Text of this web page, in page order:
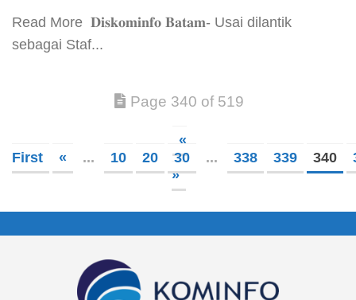
​Read More ​ 𝐃𝐢𝐬𝐤𝐨𝐦𝐢𝐧𝐟𝐨 𝐁𝐚𝐭𝐚𝐦- Usai dilantik
sebagai Staf...
Page 340 of 519
«
First
« ... 10 20 30 ... 338 339 340
»